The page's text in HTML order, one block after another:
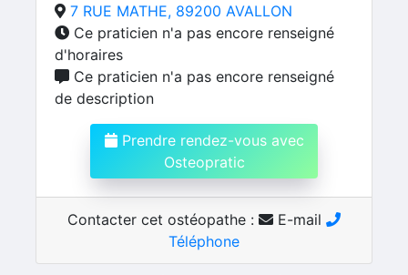
7 RUE MATHE, 89200 AVALLON
Ce praticien n'a pas encore renseigné
d'horaires
Ce praticien n'a pas encore renseigné
de description
Prendre rendez-vous avec
Osteopratic
Contacter cet ostéopathe :
E-mail
Téléphone